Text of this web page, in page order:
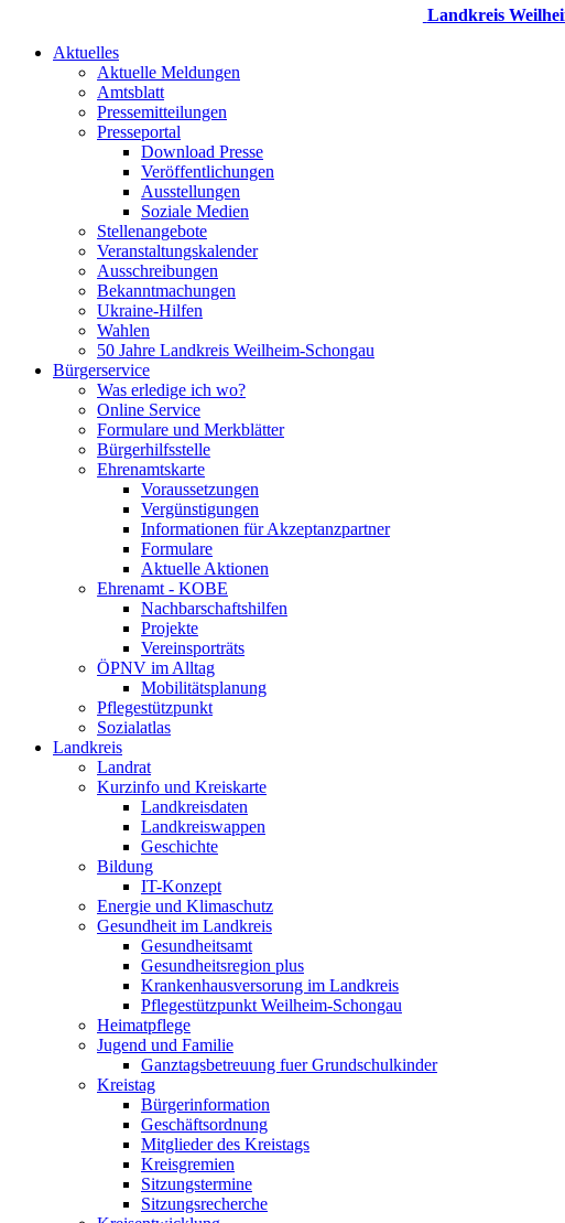
Landkreis
Aktuelles
Aktuelle Meldungen
Amtsblatt
Pressemitteilungen
Presseportal
Download Presse
Veröffentlichungen
Ausstellungen
Soziale Medien
Stellenangebote
Veranstaltungskalender
Ausschreibungen
Bekanntmachungen
Ukraine-Hilfen
Wahlen
50 Jahre Landkreis Weilheim-Schongau
Bürgerservice
Was erledige ich wo?
Online Service
Formulare und Merkblätter
Bürgerhilfsstelle
Ehrenamtskarte
Voraussetzungen
Vergünstigungen
Informationen für Akzeptanzpartner
Formulare
Aktuelle Aktionen
Ehrenamt - KOBE
Nachbarschaftshilfen
Projekte
Vereinsporträts
ÖPNV im Alltag
Mobilitätsplanung
Pflegestützpunkt
Sozialatlas
Landkreis
Landrat
Kurzinfo und Kreiskarte
Landkreisdaten
Landkreiswappen
Geschichte
Bildung
IT-Konzept
Energie und Klimaschutz
Gesundheit im Landkreis
Gesundheitsamt
Gesundheitsregion plus
Krankenhausversorung im Landkreis
Pflegestützpunkt Weilheim-Schongau
Heimatpflege
Jugend und Familie
Ganztagsbetreuung fuer Grundschulkinder
Kreistag
Bürgerinformation
Geschäftsordnung
Mitglieder des Kreistags
Kreisgremien
Sitzungstermine
Sitzungsrecherche